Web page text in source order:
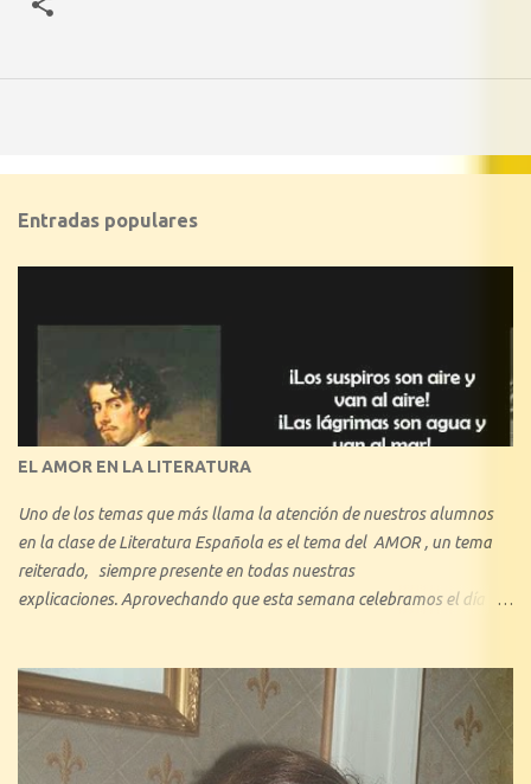
Entradas populares
EL AMOR EN LA LITERATURA
Uno de los temas que más llama la atención de nuestros alumnos
en la clase de Literatura Española es el tema del AMOR , un tema
reiterado, siempre presente en todas nuestras
explicaciones. Aprovechando que esta semana celebramos el día de
de la historia de la Literatura. Con 1º de Bachillerato y 3º ESO hemos
tratado minuciosamente el amor cortés medieval, y también, en
consecuencia, hemos visto el amor idealizado de los libros de
caballerías y novelas sentimentales, algo que les ha llamado mucho